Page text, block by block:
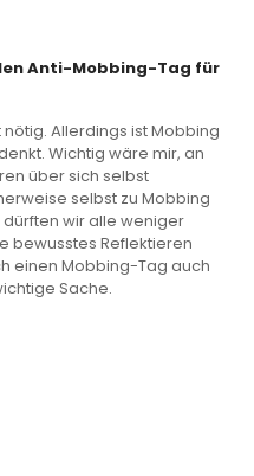
Anti-Mobbing-Tag für
Allerdings ist Mobbing
Wichtig wäre mir, an
über sich selbst
selbst zu Mobbing
wir alle weniger
bewusstes Reflektieren
einen Mobbing-Tag auch
Sache.